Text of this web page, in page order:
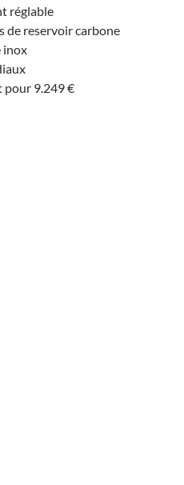
réglable
de reservoir carbone
inox
pour 9.249 €